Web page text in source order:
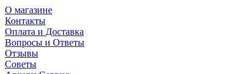
О магазине
Контакты
Оплата и Доставка
Вопросы и Ответы
Отзывы
Советы